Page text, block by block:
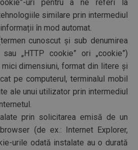
uri pentru a ne referi la
similare prin intermediul
în mod automat.
cunoscut și sub denumirea
„HTTP cookie” ori „cookie”)
dimensiuni, format din litere și
pe computerul, terminalul mobil
ale unui utilizator prin intermediul
prin solicitarea emisă de un
(de ex.: Internet Explorer,
urile odată instalate au o durată